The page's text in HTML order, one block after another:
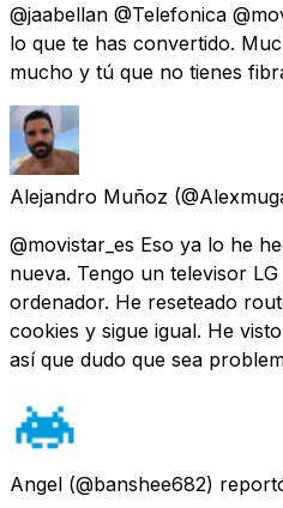
@jaabellan @Telefonica
lo que te has convertido.
mucho y tú que no tienes
Alejandro Muñoz
@movistar_es Eso ya lo he
nueva. Tengo un televisor
ordenador. He reseteado
cookies y sigue igual. He
así que dudo que sea
Angel (@banshee682)